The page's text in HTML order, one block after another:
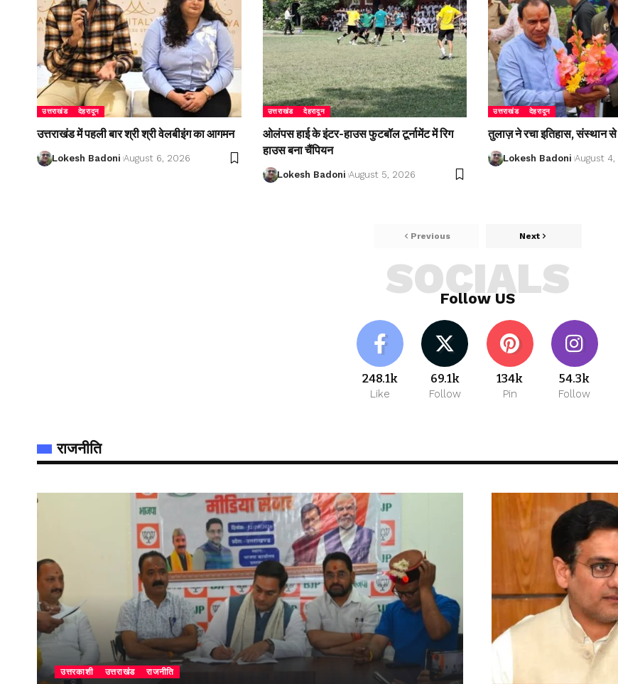
उत्तराखंड देहरादून
उत्तराखंड में पहली बार श्री श्री वेलबीइंग का आगमन
Lokesh Badoni August 6, 2026
उत्तराखंड देहरादून
ओलंपस हाई के इंटर-हाउस फुटबॉल टूर्नामेंट में रिग
हाउस बना चैंपियन
Lokesh Badoni August 5, 2026
उत्तराखंड देहरादून
तुलाज़ ने रचा इतिहास, संस्थान से
Lokesh Badoni August
Previous Next
Follow US
SOCIALS
248.1k
Like
69.1k
Follow
134k
Pin
54.3k
Follow
राजनीति
उत्तरकाशी उत्तराखंड राजनीति